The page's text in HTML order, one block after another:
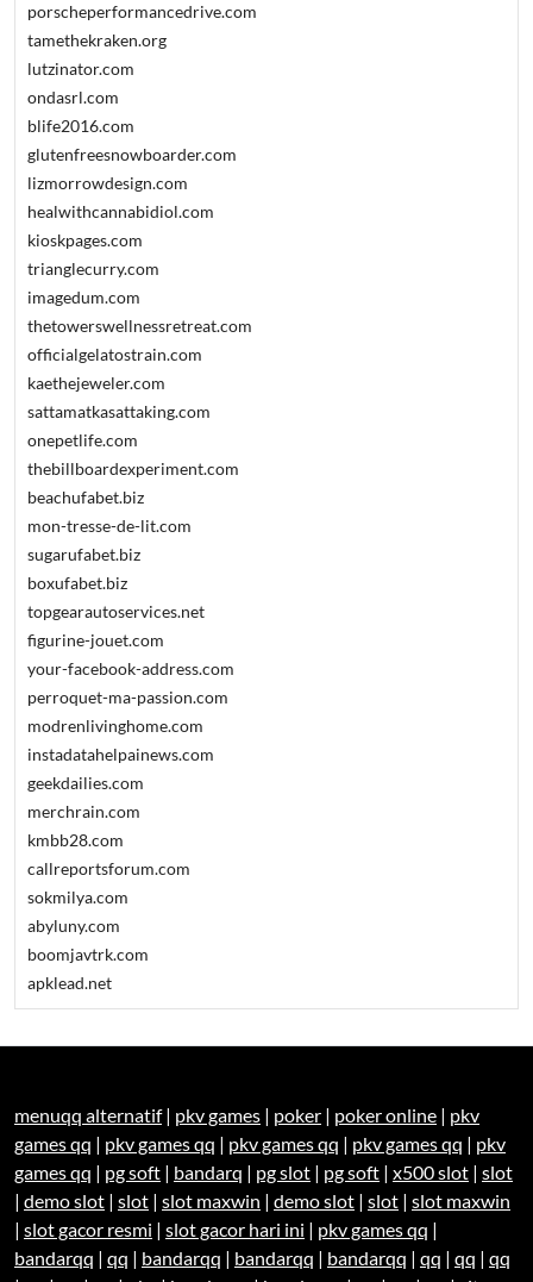
porscheperformancedrive.com
tamethekraken.org
lutzinator.com
ondasrl.com
blife2016.com
glutenfreesnowboarder.com
lizmorrowdesign.com
healwithcannabidiol.com
kioskpages.com
trianglecurry.com
imagedum.com
thetowerswellnessretreat.com
officialgelatostrain.com
kaethejeweler.com
sattamatkasattaking.com
onepetlife.com
thebillboardexperiment.com
beachufabet.biz
mon-tresse-de-lit.com
sugarufabet.biz
boxufabet.biz
topgearautoservices.net
figurine-jouet.com
your-facebook-address.com
perroquet-ma-passion.com
modrenlivinghome.com
instadatahelpainews.com
geekdailies.com
merchrain.com
kmbb28.com
callreportsforum.com
sokmilya.com
abyluny.com
boomjavtrk.com
apklead.net
menuqq alternatif| pkv games | poker | poker online | pkv
games qq | pkv games qq | pkv games qq | pkv games qq | pkv
games qq | pg soft | bandarq | pg slot | pg soft | x500 slot | slot
| demo slot | slot | slot maxwin | demo slot | slot | slot maxwin
| slot gacor resmi | slot gacor hari ini | pkv games qq |
bandarqq | qq | bandarqq | bandarqq | bandarqq | qq | qq | qq